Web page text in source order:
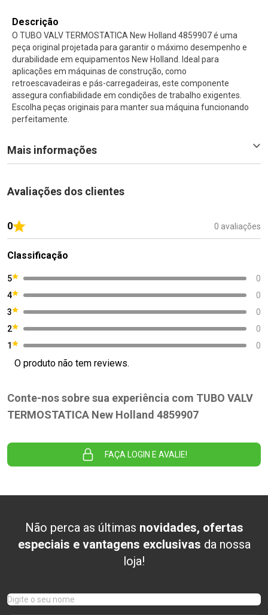
Descrição
O TUBO VALV TERMOSTATICA New Holland 4859907 é uma
peça original projetada para garantir o máximo desempenho e
durabilidade em equipamentos New Holland. Ideal para
aplicações em máquinas de construção, como
retroescavadeiras e pás-carregadeiras, este componente
assegura confiabilidade em condições de trabalho exigentes.
Escolha peças originais para manter sua máquina funcionando
perfeitamente.
Mais informações
Avaliações dos clientes
0 0 avaliações
Classificação
5
0
4
0
3
0
2
0
1
0
O produto não tem reviews.
Conte-nos sobre sua experiência com TUBO VALV
TERMOSTATICA New Holland 4859907
FAÇA LOGIN E AVALIE!
Não perca as últimas novidades, ofertas
especiais e vantagens exclusivas da nossa
loja!